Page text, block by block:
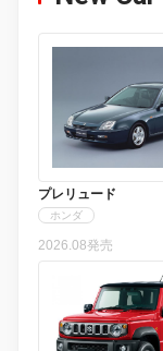
プレリュード
ホンダ
2026.08発売